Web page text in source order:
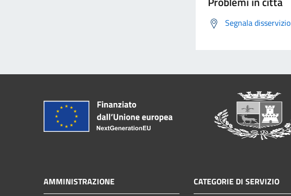
Segnala disservizio
AMMINISTRAZIONE CATEGORIE DI SERVIZIO